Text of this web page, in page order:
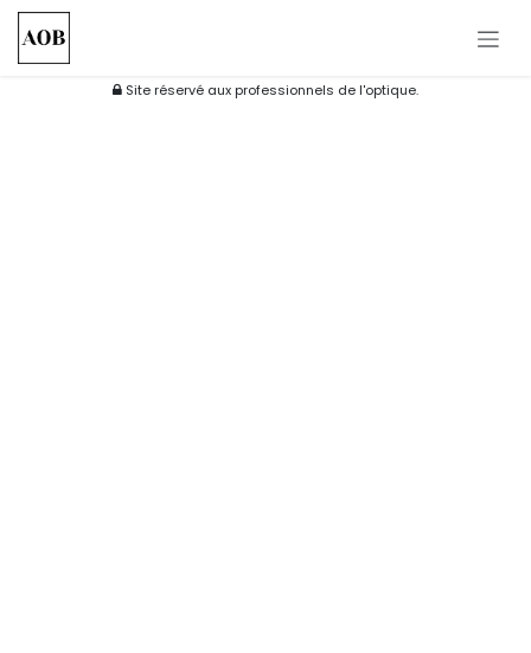
Se rendre au contenu
Site réservé aux professionnels de l'optique.